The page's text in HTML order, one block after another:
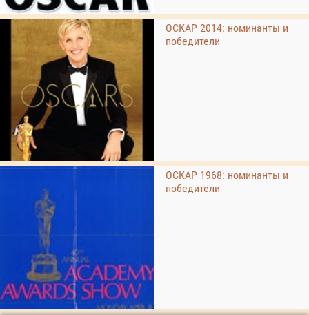
ОСКАР 2014: номинанты и
победители
ОСКАР 1968: номинанты и
победители